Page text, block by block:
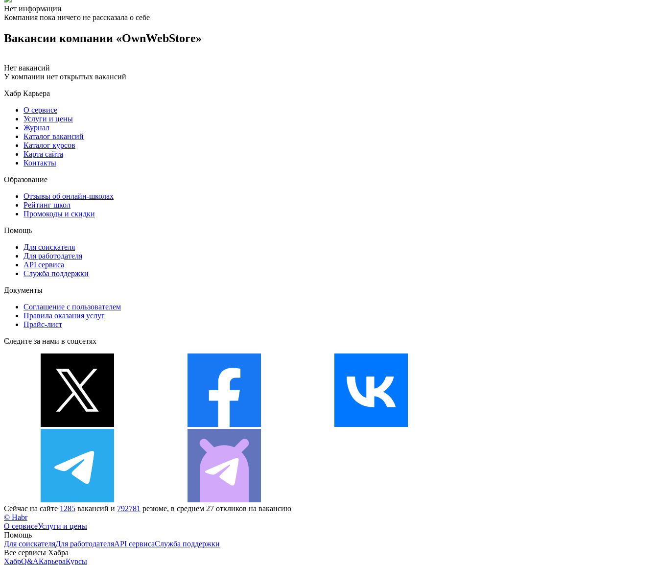
Нет информации
Компания пока ничего не рассказала о себе
Вакансии компании «OwnWebStore»
Нет вакансий
У компании нет открытых вакансий
Хабр Карьера
О сервисе
Услуги и цены
Журнал
Каталог вакансий
Каталог курсов
Карта сайта
Контакты
Образование
Отзывы об онлайн-школах
Рейтинг школ
Промокоды и скидки
Помощь
Для соискателя
Для работодателя
API сервиса
Служба поддержки
Документы
Соглашение с пользователем
Правила оказания услуг
Прайс-лист
Следите за нами в соцсетях
Сейчас на сайте 1285 вакансий и 792781 резюме, в среднем 27 откликов на вакансию
© Habr
О сервисеУслуги и цены
Помощь
Для соискателяДля работодателяAPI сервисаСлужба поддержки
Все сервисы Хабра
ХабрQ&AКарьераКурсы